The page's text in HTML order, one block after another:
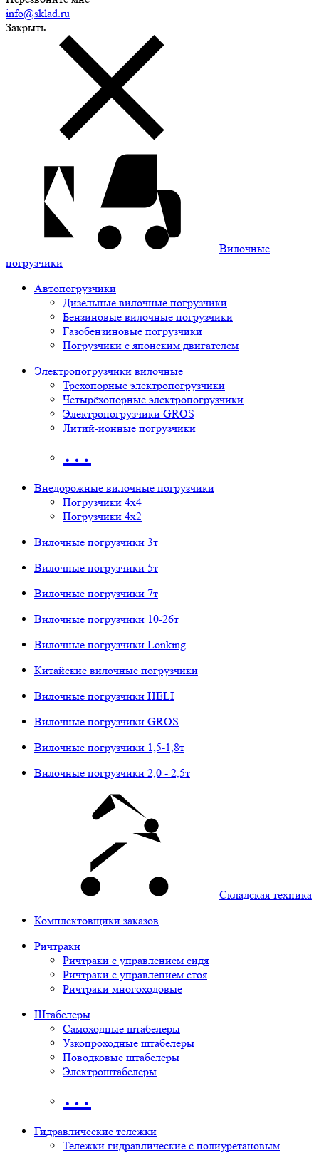
info@sklad.ru
Закрыть
Вилочные
погрузчики
Автопогрузчики
Дизельные вилочные погрузчики
Бензиновые вилочные погрузчики
Газобензиновые погрузчики
Погрузчики с японским двигателем
Электропогрузчики вилочные
Трехопорные электропогрузчики
Четырёхопорные электропогрузчики
Электропогрузчики GROS
Литий-ионные погрузчики
…
Внедорожные вилочные погрузчики
Погрузчики 4х4
Погрузчики 4х2
Вилочные погрузчики 3т
Вилочные погрузчики 5т
Вилочные погрузчики 7т
Вилочные погрузчики 10-26т
Вилочные погрузчики Lonking
Китайские вилочные погрузчики
Вилочные погрузчики HELI
Вилочные погрузчики GROS
Вилочные погрузчики 1,5-1,8т
Вилочные погрузчики 2,0 - 2,5т
Складская техника
Комплектовщики заказов
Ричтраки
Ричтраки с управлением сидя
Ричтраки с управлением стоя
Ричтраки многоходовые
Штабелеры
Самоходные штабелеры
Узкопроходные штабелеры
Поводковые штабелеры
Электроштабелеры
…
Гидравлические тележки
Тележки гидравлические с полиуретановым